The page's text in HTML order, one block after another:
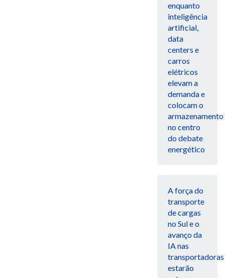
enquanto
inteligência
artificial,
data
centers e
carros
elétricos
elevam a
demanda e
colocam o
armazenamento
no centro
do debate
energético
A força do
transporte
de cargas
no Sul e o
avanço da
IA nas
transportadoras
estarão